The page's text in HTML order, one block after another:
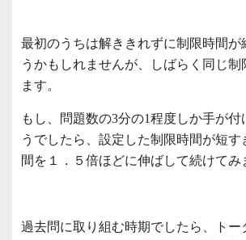
最初のうちは解ききれずに制限時間が
うかもしれませんが、しばらく同じ制
ます。
もし、問題数の3分の1程度しか手が付
うでしたら、設定した制限時間が短す
間を１．５倍ほどに伸ばして続けてみ
過去問に取り組む時期でしたら、トー